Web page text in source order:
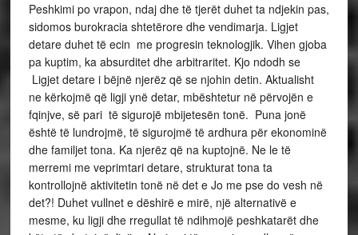
Peshkimi po vrapon, ndaj dhe të tjerët duhet ta ndjekin pas,
sidomos burokracia shtetërore dhe vendimarja. Ligjet
detare duhet të ecin me progresin teknologjik. Vihen gjoba
pa kuptim, ka absurditet dhe arbitraritet. Kjo ndodh se
Ligjet detare i bëjnë njerëz që se njohin detin. Aktualisht
ne kërkojmë që ligji ynë detar, mbështetur në përvojën e
fqinjve, së pari të sigurojë mbijetesën tonë. Puna jonë
është të lundrojmë, të sigurojmë të ardhura për ekonominë
dhe familjet tona. Ka njerëz që na kuptojnë. Ne le të
merremi me veprimtari detare, strukturat tona ta
kontrollojnë aktivitetin tonë në det e Jo me pse do vesh në
det?! Duhet vullnet e dëshirë e mirë, një alternativë e
mesme, ku ligji dhe rregullat të ndihmojë peshkatarët dhe